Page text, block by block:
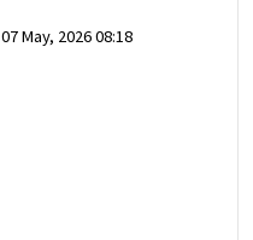
07 May, 2026 08:18